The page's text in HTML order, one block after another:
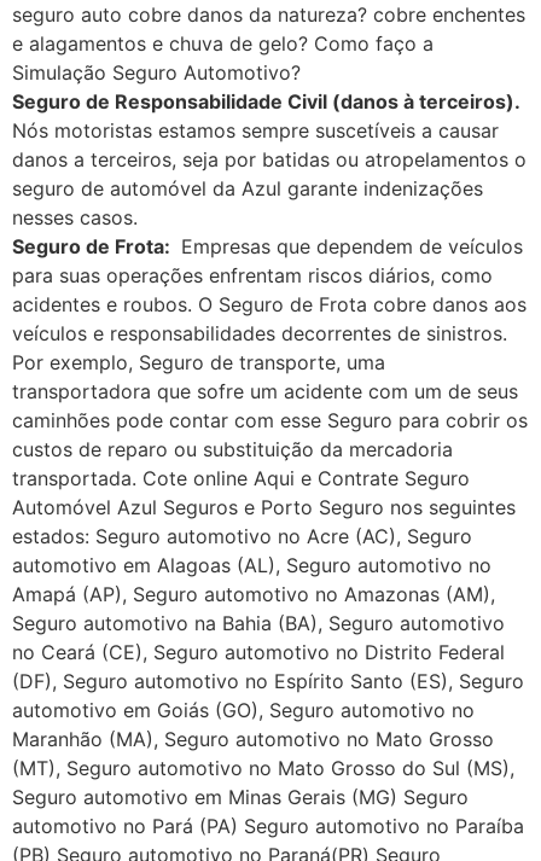
seguro auto cobre danos da natureza? cobre enchentes
e alagamentos e chuva de gelo? Como faço a
Simulação Seguro Automotivo?
Seguro de Responsabilidade Civil (danos à terceiros).
Nós motoristas estamos sempre suscetíveis a causar
danos a terceiros, seja por batidas ou atropelamentos o
seguro de automóvel da Azul garante indenizações
nesses casos.
Seguro de Frota: Empresas que dependem de veículos
para suas operações enfrentam riscos diários, como
acidentes e roubos. O Seguro de Frota cobre danos aos
veículos e responsabilidades decorrentes de sinistros.
Por exemplo, Seguro de transporte, uma
transportadora que sofre um acidente com um de seus
caminhões pode contar com esse Seguro para cobrir os
custos de reparo ou substituição da mercadoria
transportada. Cote online Aqui e Contrate Seguro
Automóvel Azul Seguros e Porto Seguro nos seguintes
estados: Seguro automotivo no Acre (AC), Seguro
automotivo em Alagoas (AL), Seguro automotivo no
Amapá (AP), Seguro automotivo no Amazonas (AM),
Seguro automotivo na Bahia (BA), Seguro automotivo
no Ceará (CE), Seguro automotivo no Distrito Federal
(DF), Seguro automotivo no Espírito Santo (ES), Seguro
automotivo em Goiás (GO), Seguro automotivo no
Maranhão (MA), Seguro automotivo no Mato Grosso
(MT), Seguro automotivo no Mato Grosso do Sul (MS),
Seguro automotivo em Minas Gerais (MG) Seguro
automotivo no Pará (PA) Seguro automotivo no Paraíba
(PB) Seguro automotivo no Paraná(PR) Seguro